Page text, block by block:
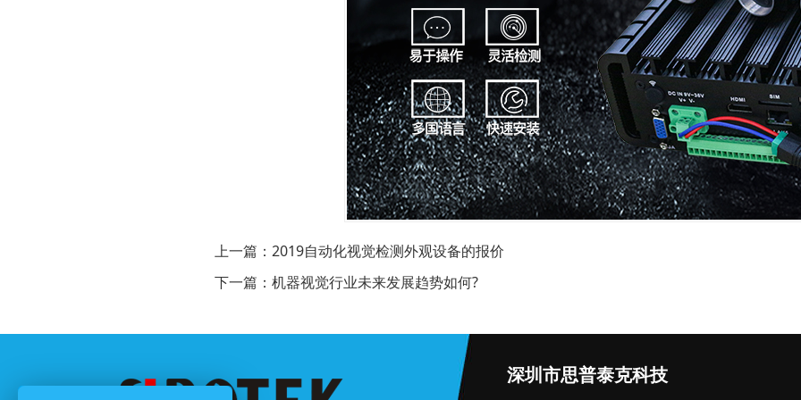
上一篇： 2019自动化视觉检测外观设备的报价
下一篇： 机器视觉行业未来发展趋势如何?
深圳市思普泰克科技